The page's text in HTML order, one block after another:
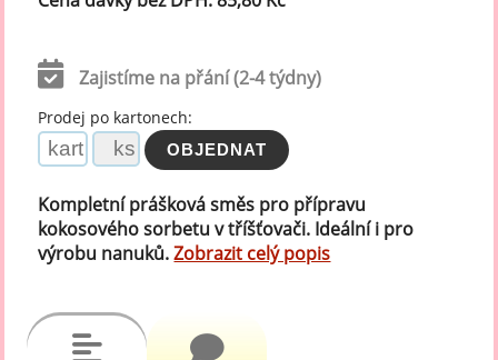
Zajistíme na přání (2-4 týdny)
Prodej po kartonech:
Kompletní prášková směs pro přípravu
kokosového sorbetu v tříšťovači. Ideální i pro
výrobu nanuků.Zobrazit celý popis